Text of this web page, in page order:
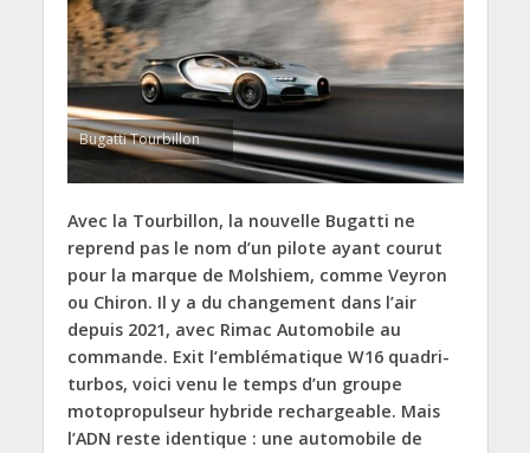
Bugatti Tourbillon
Avec la Tourbillon, la nouvelle Bugatti ne
reprend pas le nom d’un pilote ayant courut
pour la marque de Molshiem, comme Veyron
ou Chiron. Il y a du changement dans l’air
depuis 2021, avec Rimac Automobile au
commande. Exit l’emblématique W16 quadri-
turbos, voici venu le temps d’un groupe
motopropulseur hybride rechargeable. Mais
l’ADN reste identique : une automobile de